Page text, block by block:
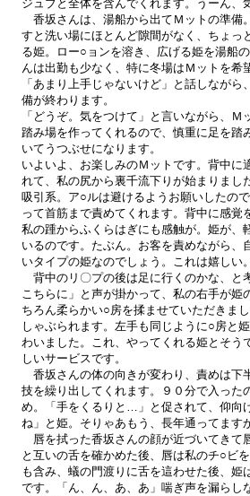
ジュブと全体を含んでくれます。うーん、
香坂さんは、湯船から出てＭットの準備
すと洗い場にほとんど隙間がなく、ちょっ
る姫。ロー○ョンを溶き、広げる姫を湯船
んは出勤も少なく、特に冬場はＭットを希
「あまり上手じゃないけど」と話しなが
備が終わります。
「どうぞ。気をつけて」と言いながら、
踏み場を作ってくれるので、慎重に足を踏
いてうつぶせになります。
いよいよ、お楽しみのＭットです。背中に
れて、私の尻から裏千流下りが始まりまし
吸引系。ア○ルは避けるようお願いしたの
って首筋まで責めてくれます。背中に感覚
私の踵からふくらはぎにも感触が。姫が、
いるのです。たぶん。お客を責めながら、
いタイプの姫なのでしょう。これは嬉しい。
背中のリ〇プの後は足に行くのかな、と
こちらに」と声が掛かって、私の右手が姫
ちろん柔らかい○房を揉ませていただきま
しゃぶられます。左手も同じように○房と
わいました。これ、やってくれる姫とそう
しいサービスです。
香坂さんの体の向きが変わり、責めは下
技を繰り出してくれます。９０分で入った
め。「手をくるりと…」と促されて、仰向
ね」と姫。そりゃあもう、長年通ってます
唇を拭った香坂さんの顔が近づいてきて
と互いの舌を確かめた後、唇は私のチ○ビ
も含み、蟻の門渡りに舌を這わせた後、姫
です。「ん、ん、あ、あ」喘ぎ声を漏らし